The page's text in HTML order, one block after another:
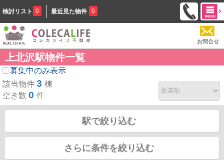
検討リスト 0 最近見た物件 0
お問合せ
上北沢駅物件一覧
募集中のみ表示
該当物件 3 棟
空き数 0 件
駅で絞り込む
さらに条件を絞り込む